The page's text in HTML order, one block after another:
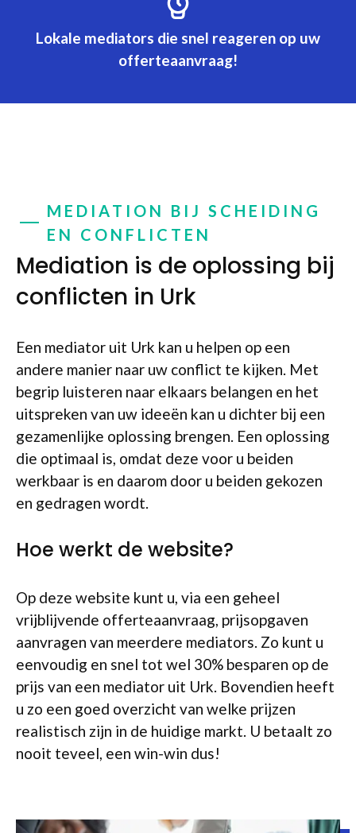
Lokale mediators die snel reageren op uw
offerteaanvraag!
MEDIATION BIJ SCHEIDING
EN CONFLICTEN
Mediation is de oplossing bij
conflicten in Urk
Een mediator uit Urk kan u helpen op een
andere manier naar uw conflict te kijken. Met
begrip luisteren naar elkaars belangen en het
uitspreken van uw ideeën kan u dichter bij een
gezamenlijke oplossing brengen. Een oplossing
die optimaal is, omdat deze voor u beiden
werkbaar is en daarom door u beiden gekozen
en gedragen wordt.
Hoe werkt de website?
Op deze website kunt u, via een geheel
vrijblijvende offerteaanvraag, prijsopgaven
aanvragen van meerdere mediators. Zo kunt u
eenvoudig en snel tot wel 30% besparen op de
prijs van een mediator uit Urk. Bovendien heeft
u zo een goed overzicht van welke prijzen
realistisch zijn in de huidige markt. U betaalt zo
nooit teveel, een win-win dus!